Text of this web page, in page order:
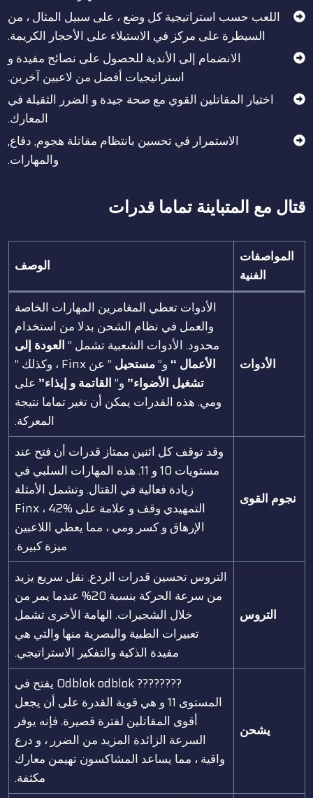
اللعب حسب استراتيجية كل وضع ، على سبيل المثال ، من
السيطرة على مركز في الاستيلاء على الأحجار الكريمة.
الانضمام إلى الأندية للحصول على نصائح مفيدة و
استراتيجيات أفضل من لاعبين آخرين.
اختيار المقاتلين القوي مع صحة جيدة و الضرر الثقيلة في
المعارك.
الاستمرار في تحسين بانتظام مقاتلة هجوم, دفاع,
والمهارات.
قتال مع المتباينة تماما قدرات
المواصفات
الفنية
الوصف
الأدوات
الأدوات تعطي المغامرين المهارات الخاصة
والعمل في نظام الشحن بدلا من استخدام
محدود. الأدوات الشعبية تشمل ”العودة إلى
الأعمال “ و”مستحيل ” عن Finx ، وكذلك ”
تشغيل الأضواء” و”القاتمة و إيذاء” على
ومي. هذه القدرات يمكن أن تغير تماما نتيجة
المعركة.
نجوم القوى
وقد توقف كل اثنين ممتاز قدرات أن فتح عند
مستويات 10 و 11. هذه المهارات السلبي في
زيادة فعالية في القتال. وتشمل الأمثلة
التمهيدي وقف و علامة على Finx ، 42%
الإرهاق و كسر ومي ، مما يعطي اللاعبين
ميزة كبيرة.
التروس
التروس تحسين قدرات الردع. نقل سريع يزيد
من سرعة الحركة بنسبة 20% عندما يمر من
خلال الشجيرات. الهامة الأخرى تشمل
تعبيرات الطبية والبصرية منها والتي هي
مفيدة الذكية والتفكير الاستراتيجي.
يشحن
???????? Odblok odblok يفتح في
المستوى 11 و هي قوية القدرة على أن يجعل
أقوى المقاتلين لفترة قصيرة. فإنه يوفر
السرعة الزائدة المزيد من الضرر ، و درع
واقية ، مما يساعد المشاكسون تهيمن معارك
مكثفة.